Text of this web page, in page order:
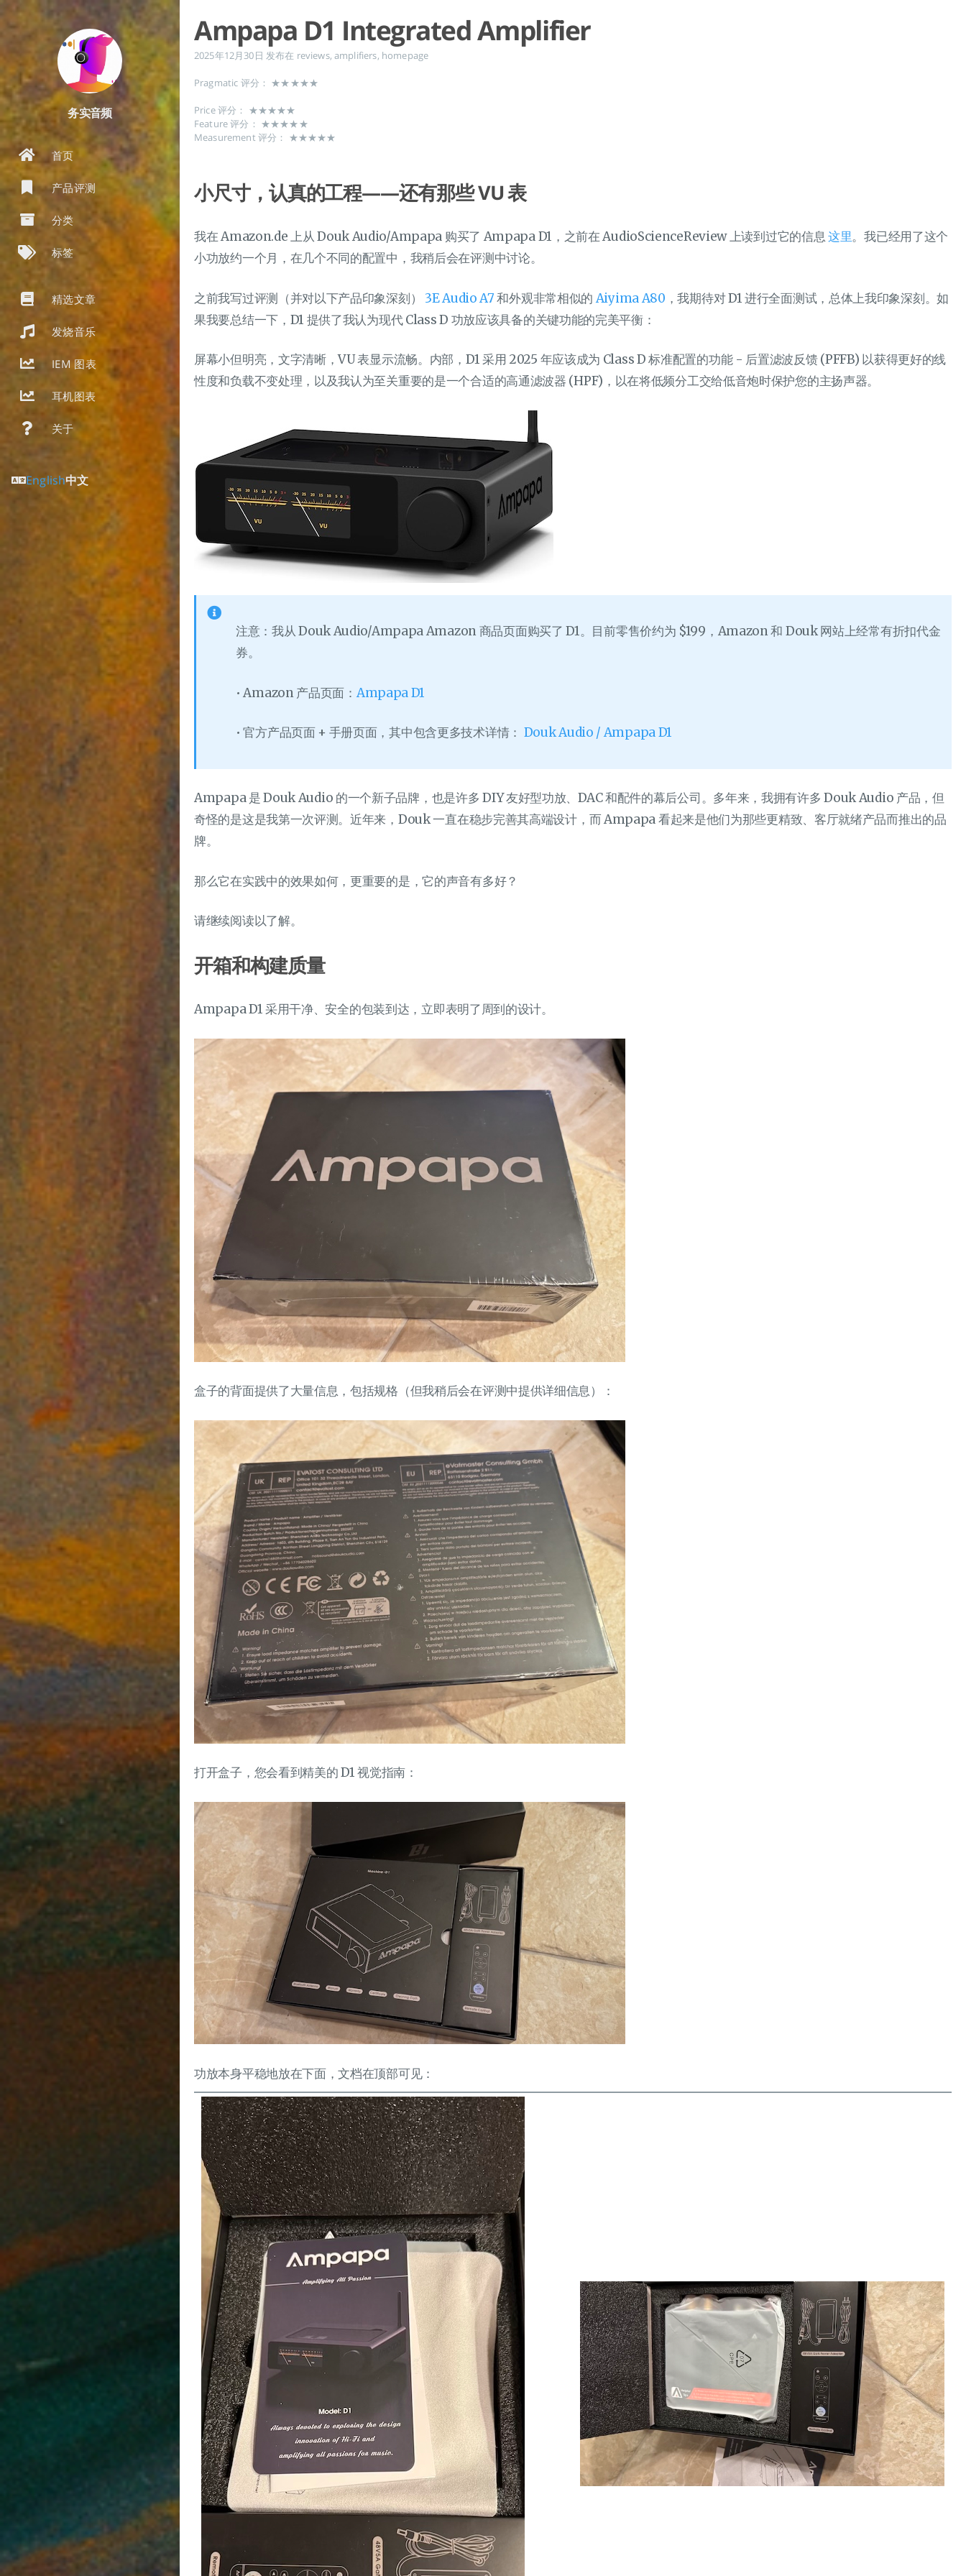
务实音频
首页
产品评测
分类
标签
精选文章
发烧音乐
IEM 图表
耳机图表
关于
English中文
Ampapa D1 Integrated Amplifier
2025年12月30日 发布在 reviews,amplifiers, homepage
Pragmatic 评分： ★★★★★
Price 评分： ★★★★★
Feature 评分： ★★★★★
Measurement 评分： ★★★★★
小尺寸，认真的工程——还有那些 VU 表
我在 Amazon.de 上从 Douk Audio/Ampapa 购买了 Ampapa D1，之前在 AudioScienceReview 上读到过它的信息这里。我已经用了这个
小功放约一个月，在几个不同的配置中，我稍后会在评测中讨论。
之前我写过评测（并对以下产品印象深刻） 3E Audio A7和外观非常相似的 Aiyima A80 ，我期待对 D1 进行全面测试，总体上我印象深刻。如
果我要总结一下，D1 提供了我认为现代 Class D 功放应该具备的关键功能的完美平衡：
屏幕小但明亮，文字清晰，VU 表显示流畅。内部，D1 采用 2025 年应该成为 Class D 标准配置的功能 - 后置滤波反馈 (PFFB) 以获得更好的线
性度和负载不变处理，以及我认为至关重要的是一个合适的高通滤波器 (HPF)，以在将低频分工交给低音炮时保护您的主扬声器。
注意：我从 Douk Audio/Ampapa Amazon 商品页面购买了 D1。目前零售价约为 $199，Amazon 和 Douk 网站上经常有折扣代金
券。
• Amazon 产品页面： Ampapa D1
• 官方产品页面 + 手册页面，其中包含更多技术详情： Douk Audio / Ampapa D1
Ampapa 是 Douk Audio 的一个新子品牌，也是许多 DIY 友好型功放、DAC 和配件的幕后公司。多年来，我拥有许多 Douk Audio 产品，但
奇怪的是这是我第一次评测。近年来，Douk 一直在稳步完善其高端设计，而 Ampapa 看起来是他们为那些更精致、客厅就绪产品而推出的品
牌。
那么它在实践中的效果如何，更重要的是，它的声音有多好？
请继续阅读以了解。
开箱和构建质量
Ampapa D1 采用干净、安全的包装到达，立即表明了周到的设计。
盒子的背面提供了大量信息，包括规格（但我稍后会在评测中提供详细信息）：
打开盒子，您会看到精美的 D1 视觉指南：
功放本身平稳地放在下面，文档在顶部可见：